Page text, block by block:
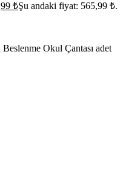
₺Şu andaki fiyat: 565,99 ₺.
Okul Çantası adet